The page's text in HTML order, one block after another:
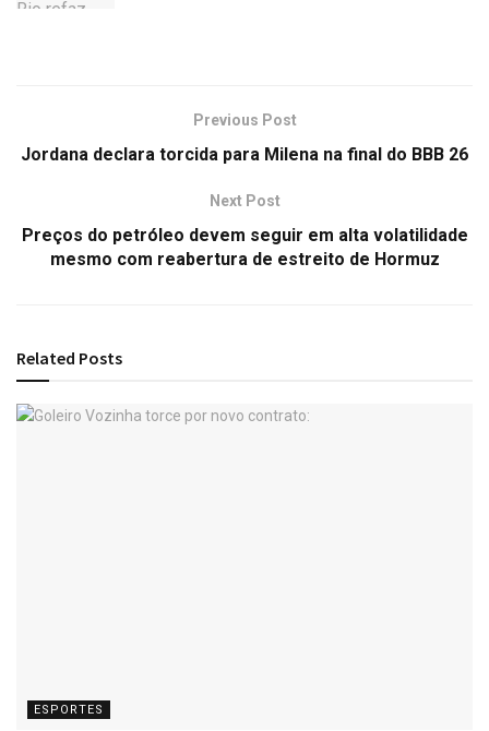
Previous Post
Jordana declara torcida para Milena na final do BBB 26
Next Post
Preços do petróleo devem seguir em alta volatilidade
mesmo com reabertura de estreito de Hormuz
Related Posts
ESPORTES